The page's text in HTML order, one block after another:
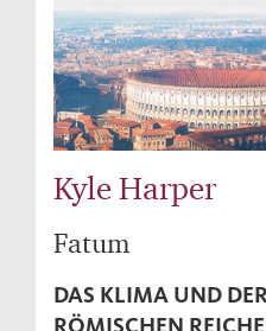
Kyle Harper
Fatum
DAS KLIMA UND